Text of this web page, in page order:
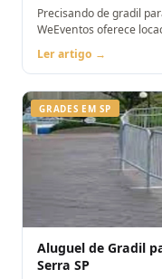
Precisando de gradil
WeEventos oferece
Orcamento pelo
Ler artigo →
GRADES EM SP
Aluguel de Gradil
Serra SP